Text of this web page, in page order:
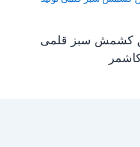
کشمش سبز قلمی